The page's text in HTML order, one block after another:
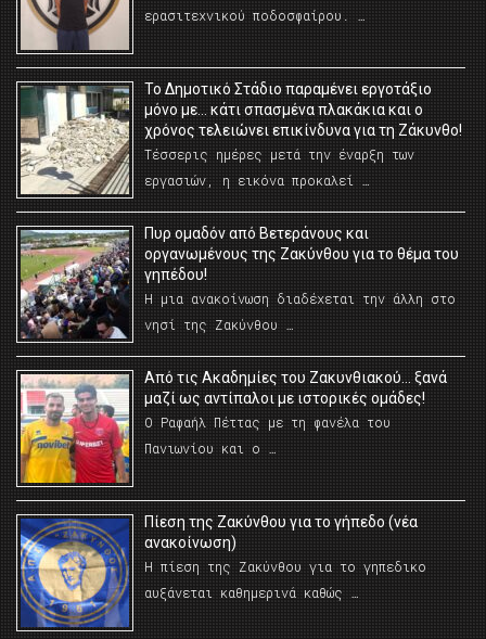
ερασιτεχνικού ποδοσφαίρου. …
Το Δημοτικό Στάδιο παραμένει εργοτάξιο
μόνο με… κάτι σπασμένα πλακάκια και ο
χρόνος τελειώνει επικίνδυνα για τη Ζάκυνθο!
Τέσσερις ημέρες μετά την έναρξη των
εργασιών, η εικόνα προκαλεί …
Πυρ ομαδόν από Βετεράνους και
οργανωμένους της Ζακύνθου για το θέμα του
γηπέδου!
Η μια ανακοίνωση διαδέχεται την άλλη στο
νησί της Ζακύνθου …
Από τις Ακαδημίες του Ζακυνθιακού… ξανά
μαζί ως αντίπαλοι με ιστορικές ομάδες!
Ο Ραφαήλ Πέττας με τη φανέλα του
Πανιωνίου και ο …
Πίεση της Ζακύνθου για το γήπεδο (νέα
ανακοίνωση)
Η πίεση της Ζακύνθου για το γηπεδικο
αυξάνεται καθημερινά καθώς …